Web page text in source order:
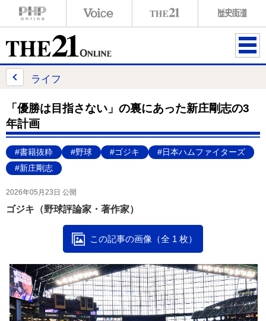
ME
ライフ
「優勝は目指さない」の裏にあった新庄剛志の3
年計画
#書籍抜粋 #野球 #ゴジキ
#日本ハムファイターズ
#新庄剛志
2026年05月23日 公開
ゴジキ（野球評論家・著作家）
この記事の画像（全 1 枚）